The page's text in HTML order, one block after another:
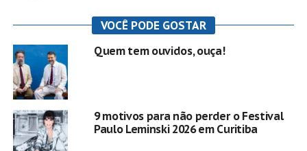
VOCÊ PODE GOSTAR
Quem tem ouvidos, ouça!
9 motivos para não perder o Festival
Paulo Leminski 2026 em Curitiba